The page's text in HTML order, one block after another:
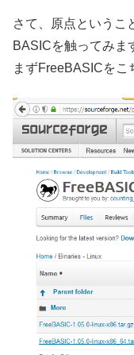
さて、原点というこ
BASICを触ってみま
まずFreeBASICをこ